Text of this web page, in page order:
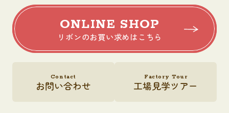
ONLINE SHOP
リボンのお買い求めはこちら
Contact
お問い合わせ
Factory Tour
工場見学ツアー